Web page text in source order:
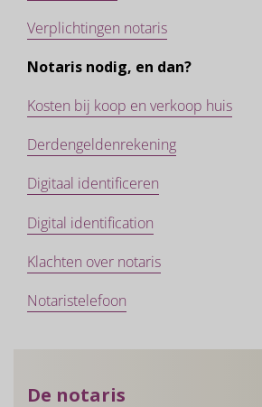
Verplichtingen notaris
Notaris nodig, en dan?
Kosten bij koop en verkoop huis
Derdengeldenrekening
Digitaal identificeren
Digital identification
Klachten over notaris
Notaristelefoon
De notaris